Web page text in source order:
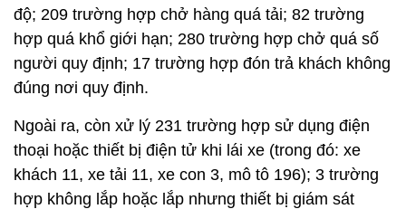
độ; 209 trường hợp chở hàng quá tải; 82 trường
hợp quá khổ giới hạn; 280 trường hợp chở quá số
người quy định; 17 trường hợp đón trả khách không
đúng nơi quy định.
Ngoài ra, còn xử lý 231 trường hợp sử dụng điện
thoại hoặc thiết bị điện tử khi lái xe (trong đó: xe
khách 11, xe tải 11, xe con 3, mô tô 196); 3 trường
hợp không lắp hoặc lắp nhưng thiết bị giám sát